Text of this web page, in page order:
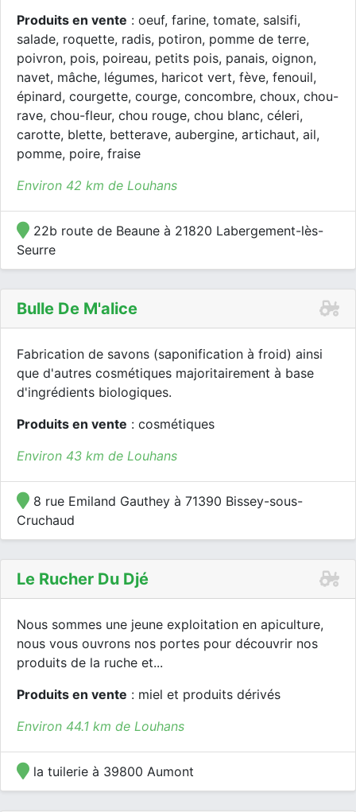
Produits en vente : oeuf, farine, tomate, salsifi,
salade, roquette, radis, potiron, pomme de terre,
poivron, pois, poireau, petits pois, panais, oignon,
navet, mâche, légumes, haricot vert, fève, fenouil,
épinard, courgette, courge, concombre, choux, chou-
rave, chou-fleur, chou rouge, chou blanc, céleri,
carotte, blette, betterave, aubergine, artichaut, ail,
pomme, poire, fraise
Environ 42 km de Louhans
22b route de Beaune à 21820 Labergement-lès-
Seurre
Bulle De M'alice
Fabrication de savons (saponification à froid) ainsi
que d'autres cosmétiques majoritairement à base
d'ingrédients biologiques.
Produits en vente : cosmétiques
Environ 43 km de Louhans
8 rue Emiland Gauthey à 71390 Bissey-sous-
Cruchaud
Le Rucher Du Djé
Nous sommes une jeune exploitation en apiculture,
nous vous ouvrons nos portes pour découvrir nos
produits de la ruche et...
Produits en vente : miel et produits dérivés
Environ 44.1 km de Louhans
la tuilerie à 39800 Aumont